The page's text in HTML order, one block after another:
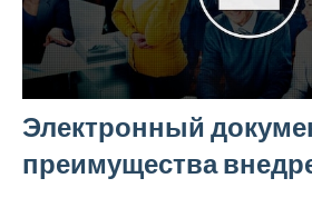
Электронный
преимущества